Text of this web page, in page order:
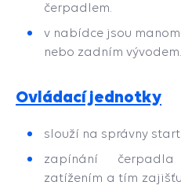
čerpadlem.
v nabídce jsou
nebo zadním vývodem.
Ovládací jednotky
slouží na správny
zapínání
zatížením a tím